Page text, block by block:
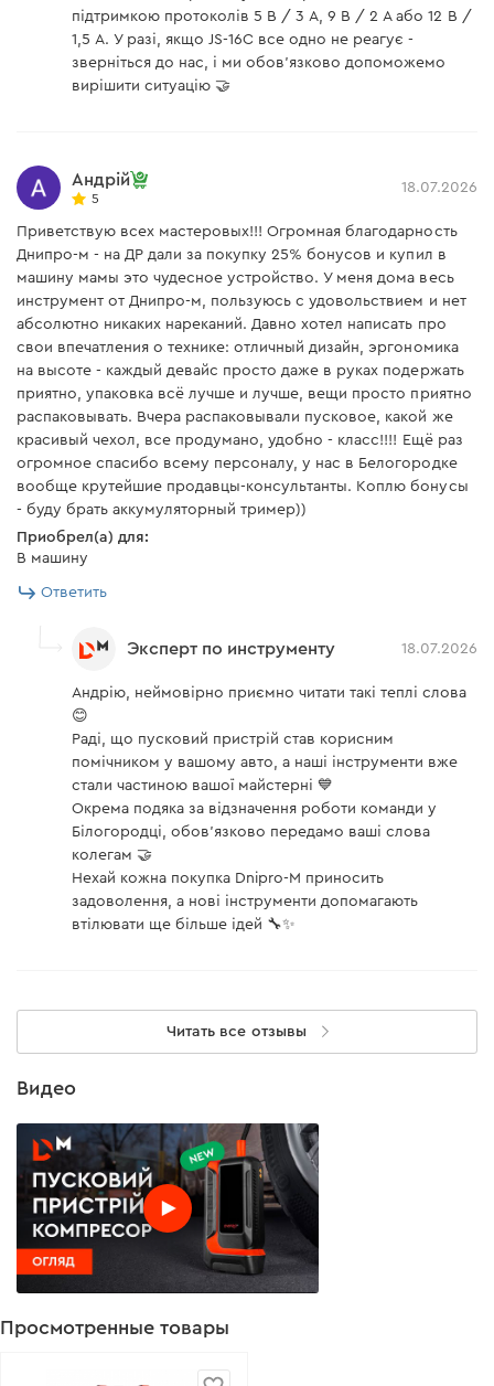
підтримкою протоколів 5 В / 3 А, 9 В / 2 А або 12 В /
1,5 А. У разі, якщо JS-16C все одно не реагує -
зверніться до нас, і ми обов’язково допоможемо
вирішити ситуацію 🤝
Андрій
5
18.07.2026
Приветствую всех мастеровых!!! Огромная благодарность
Днипро-м - на ДР дали за покупку 25% бонусов и купил в
машину мамы это чудесное устройство. У меня дома весь
инструмент от Днипро-м, пользуюсь с удовольствием и нет
абсолютно никаких нареканий. Давно хотел написать про
свои впечатления о технике: отличный дизайн, эргономика
на высоте - каждый девайс просто даже в руках подержать
приятно, упаковка всё лучше и лучше, вещи просто приятно
распаковывать. Вчера распаковывали пусковое, какой же
красивый чехол, все продумано, удобно - класс!!!! Ещё раз
огромное спасибо всему персоналу, у нас в Белогородке
вообще крутейшие продавцы-консультанты. Коплю бонусы
- буду брать аккумуляторный тример))
Приобрел(а) для:
В машину
Ответить
Эксперт по инструменту 18.07.2026
Андрію, неймовірно приємно читати такі теплі слова
😊
Раді, що пусковий пристрій став корисним
помічником у вашому авто, а наші інструменти вже
стали частиною вашої майстерні 💙
Окрема подяка за відзначення роботи команди у
Білогородці, обов’язково передамо ваші слова
колегам 🤝
Нехай кожна покупка Dnipro-M приносить
задоволення, а нові інструменти допомагають
втілювати ще більше ідей 🔧✨
Читать все отзывы
Видео
Просмотренные товары